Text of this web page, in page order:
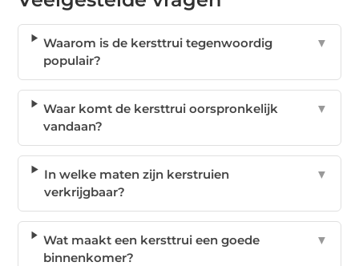
Waarom is de kersttrui tegenwoordig
populair?
▼
Waar komt de kersttrui oorspronkelijk
vandaan?
▼
In welke maten zijn kerstruien
verkrijgbaar?
▼
Wat maakt een kersttrui een goede
binnenkomer?
▼